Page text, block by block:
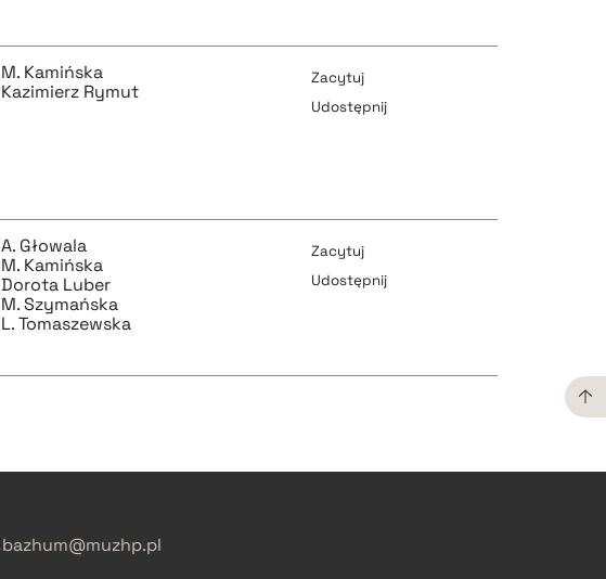
pobierz cytat
M. Kamińska
Kazimierz Rymut
Zacytuj
Udostępnij
A. Głowala
M. Kamińska
Dorota Luber
M. Szymańska
L. Tomaszewska
Zacytuj
Udostępnij
bazhum@muzhp.pl